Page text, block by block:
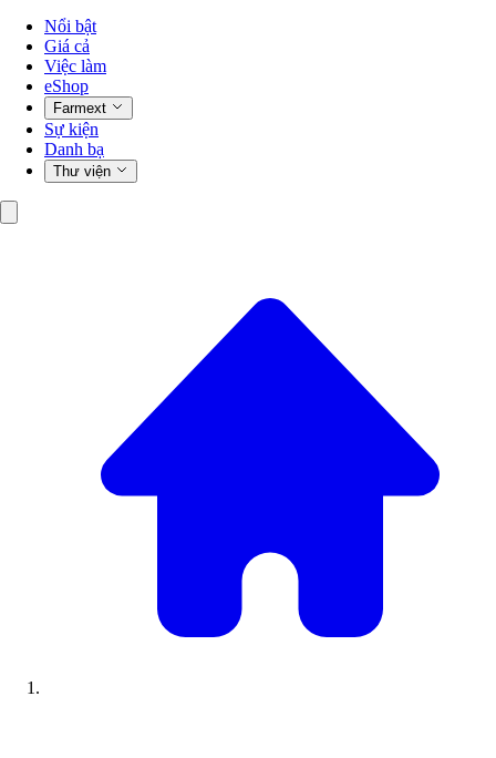
Nổi bật
Giá cả
Việc làm
eShop
Farmext
Sự kiện
Danh bạ
Thư viện